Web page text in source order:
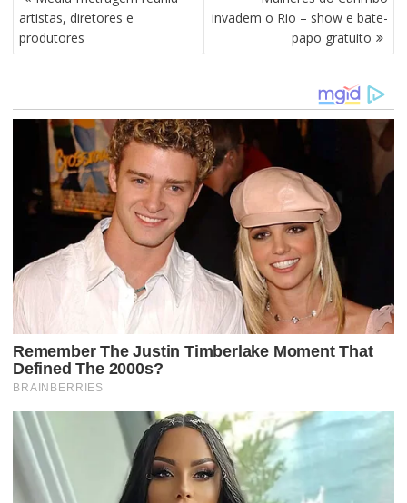
A
V
E
Ç
T
artistas, diretores e
produtores
invadem o Rio – show e bate-
papo gratuito